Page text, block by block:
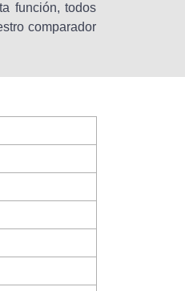
función, todos
comparador